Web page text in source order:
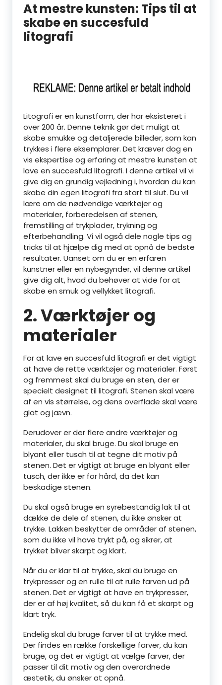
At mestre kunsten: Tips til at
skabe en succesfuld
litografi
Litografi er en kunstform, der har eksisteret i
over 200 år. Denne teknik gør det muligt at
skabe smukke og detaljerede billeder, som kan
trykkes i flere eksemplarer. Det kræver dog en
vis ekspertise og erfaring at mestre kunsten at
lave en succesfuld litografi. I denne artikel vil vi
give dig en grundig vejledning i, hvordan du kan
skabe din egen litografi fra start til slut. Du vil
lære om de nødvendige værktøjer og
materialer, forberedelsen af stenen,
fremstilling af trykplader, trykning og
efterbehandling. Vi vil også dele nogle tips og
tricks til at hjælpe dig med at opnå de bedste
resultater. Uanset om du er en erfaren
kunstner eller en nybegynder, vil denne artikel
give dig alt, hvad du behøver at vide for at
skabe en smuk og vellykket litografi.
2. Værktøjer og
materialer
For at lave en succesfuld litografi er det vigtigt
at have de rette værktøjer og materialer. Først
og fremmest skal du bruge en sten, der er
specielt designet til litografi. Stenen skal være
af en vis størrelse, og dens overflade skal være
glat og jævn.
Derudover er der flere andre værktøjer og
materialer, du skal bruge. Du skal bruge en
blyant eller tusch til at tegne dit motiv på
stenen. Det er vigtigt at bruge en blyant eller
tusch, der ikke er for hård, da det kan
beskadige stenen.
Du skal også bruge en syrebestandig lak til at
dække de dele af stenen, du ikke ønsker at
trykke. Lakken beskytter de områder af stenen,
som du ikke vil have trykt på, og sikrer, at
trykket bliver skarpt og klart.
Når du er klar til at trykke, skal du bruge en
trykpresser og en rulle til at rulle farven ud på
stenen. Det er vigtigt at have en trykpresser,
der er af høj kvalitet, så du kan få et skarpt og
klart tryk.
Endelig skal du bruge farver til at trykke med.
Der findes en række forskellige farver, du kan
bruge, og det er vigtigt at vælge farver, der
passer til dit motiv og den overordnede
æstetik, du ønsker at opnå.